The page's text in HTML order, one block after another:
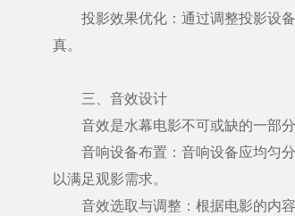
投影效果优化：通过调整投影设备
真。
三、音效设计
音效是水幕电影不可或缺的一部分
音响设备布置：音响设备应均匀分
以满足观影需求。
音效选取与调整：根据电影的内容